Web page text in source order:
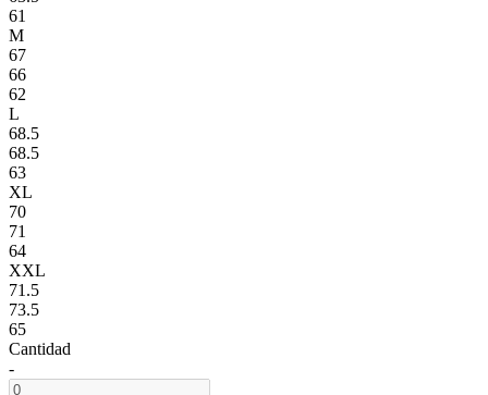
61
M
67
66
62
L
68.5
68.5
63
XL
70
71
64
XXL
71.5
73.5
65
Cantidad
-